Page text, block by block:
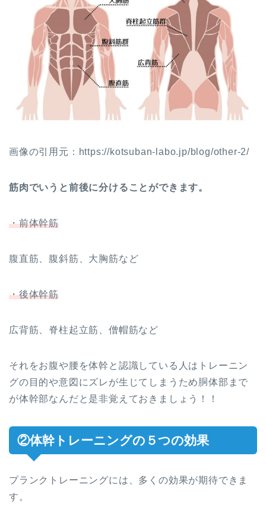
画像の引用元：https://kotsuban-labo.jp/blog/other-2/
筋肉でいうと前後に分けることができます。
・前体幹筋
腹直筋、腹斜筋、大胸筋など
・後体幹筋
広背筋、脊柱起立筋、僧帽筋など
それをお腹や腰を体幹と認識している人はトレーニン
グの目的や意図にズレが生じてしまうため胴体部まで
が体幹部なんだと是非覚えておきましょう！！
②体幹トレーニングの５つの効果
プランクトレーニングには、多くの効果が期待できま
す。